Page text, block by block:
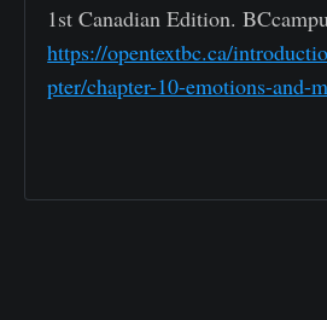
1st Canadian Edition.
https://opentextbc.ca/
pter/chapter-10-emotions-and-